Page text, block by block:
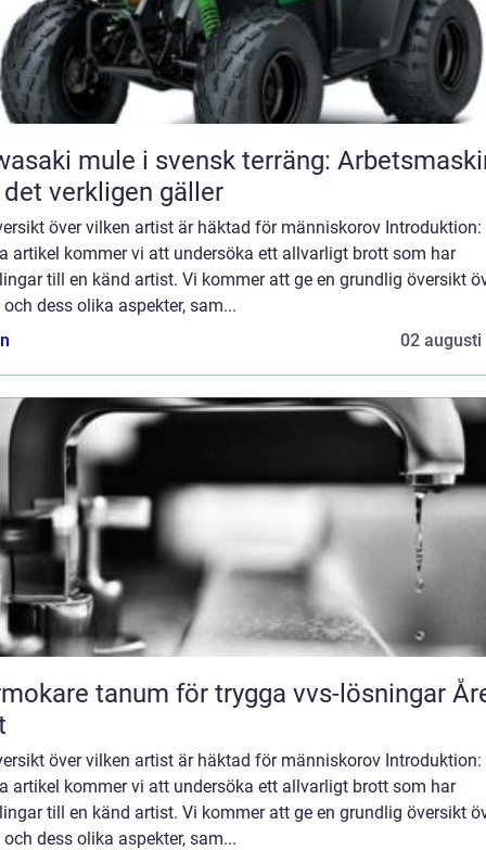
mule i svensk terräng:
verkligen gäller
över vilken artist är häktad för människorov Introduktion:
artikel kommer vi att undersöka ett allvarligt brott som har
till en känd artist. Vi kommer att ge en grundlig översikt
dess olika aspekter, sam...
02 augusti
tanum för trygga vvs-lösningar
över vilken artist är häktad för människorov Introduktion:
artikel kommer vi att undersöka ett allvarligt brott som har
till en känd artist. Vi kommer att ge en grundlig översikt
dess olika aspekter, sam...